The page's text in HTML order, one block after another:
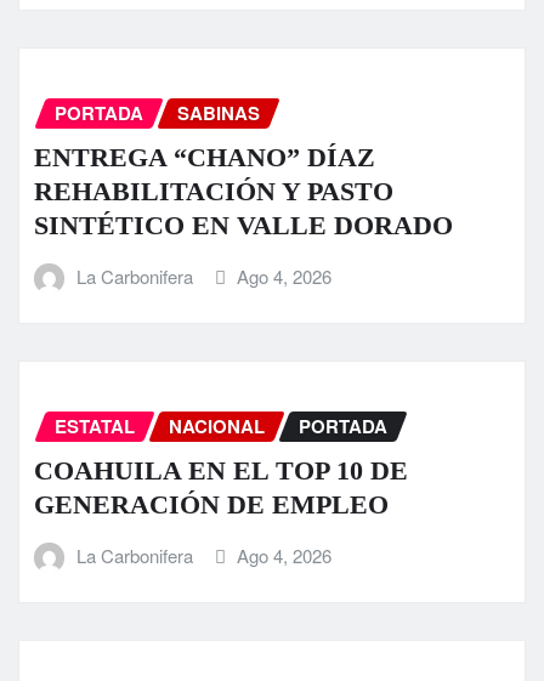
PORTADA SABINAS
ENTREGA “CHANO” DÍAZ
REHABILITACIÓN Y PASTO
SINTÉTICO EN VALLE DORADO
La Carbonifera Ago 4, 2026
ESTATAL NACIONAL PORTADA
COAHUILA EN EL TOP 10 DE
GENERACIÓN DE EMPLEO
La Carbonifera Ago 4, 2026